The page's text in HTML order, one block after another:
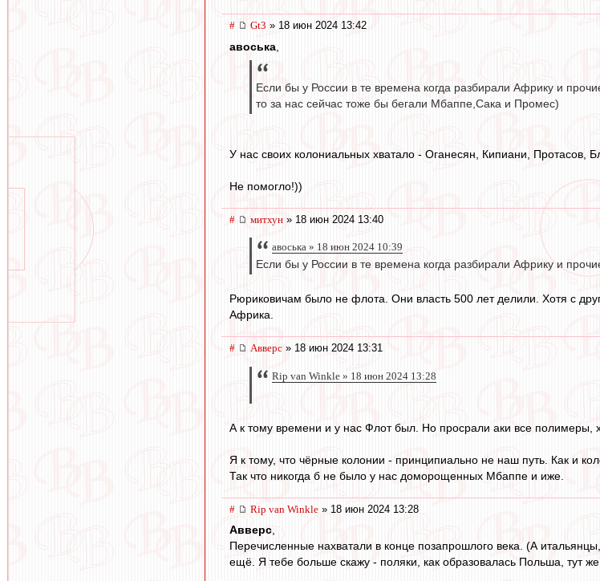
# Gt3 » 18 июн 2024 13:42
авоська
Если бы у России в те времена когда разбирали Африку и
то за нас сейчас тоже бы бегали Мбаппе,Сака и Промес)
У нас своих колониальных хватало - Оганесян, Кипиани, Протасов,
Не помогло!))
# митхун » 18 июн 2024 13:40
авоська » 18 июн 2024 10:39
Если бы у России в те времена когда разбирали Африку и
Рюриковичам было не флота. Они власть 500 лет делили. Хотя с
Африка.
# Авверс » 18 июн 2024 13:31
Rip van Winkle » 18 июн 2024 13:28
А к тому времени и у нас Флот был. Но просрали аки все полимеры,
Я к тому, что чёрные колонии - принципиально не наш путь. Как и
Так что никогда б не было у нас доморощенных Мбаппе и иже.
# Rip van Winkle » 18 июн 2024 13:28
Авверс,
Перечисленные нахватали в конце позапрошлого века. (А
ещё. Я тебе больше скажу - поляки, как образовалась Польша, тут